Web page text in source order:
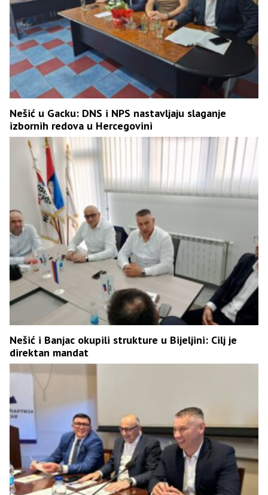
Nešić u Gacku: DNS i NPS nastavljaju slaganje
izbornih redova u Hercegovini
Nešić i Banjac okupili strukture u Bijeljini: Cilj je
direktan mandat